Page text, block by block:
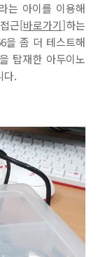
는 아이를 이용해
근[바로가기]하는
을 좀 더 테스트해
탑재한 아두이노
다.